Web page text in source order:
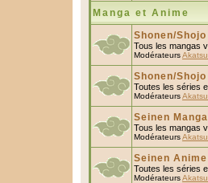
Manga et Anime
Shonen/Shojo
Tous les mangas
Modérateurs
Shonen/
Toutes les séries
Modérateurs
Seinen Manga
Tous les mangas
Modérateurs
Seinen Anime
Toutes les séries
Modérateurs